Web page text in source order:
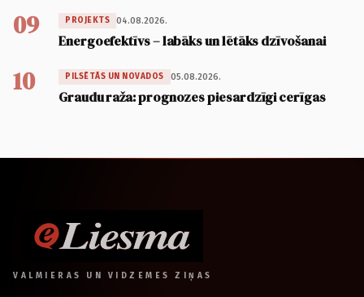
09 PROJEKTS 04.08.2026.
Energoefektīvs – labāks un lētāks dzīvošanai
10 PILSĒTĀS UN NOVADOS 05.08.2026.
Graudu raža: prognozes piesardzīgi cerīgas
VALMIERAS UN VIDZEMES ZIŅAS